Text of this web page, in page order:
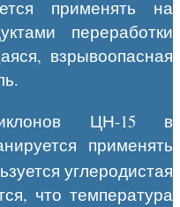
применять на
переработки
взрывоопасная
ЦН-15 в
применять
углеродистая
что температура